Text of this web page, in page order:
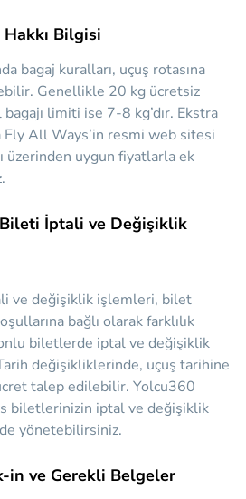
Bilgisi
bagaj kuralları, uçuş rotasına
Genellikle 20 kg ücretsiz
bagajı limiti ise 7-8 kg’dır. Ekstra
Fly All Ways’in resmi web sitesi
üzerinden uygun fiyatlarla ek
İptali ve Değişiklik
ve değişiklik işlemleri, bilet
bağlı olarak farklılık
biletlerde iptal ve değişiklik
değişikliklerinde, uçuş tarihine
talep edilebilir. Yolcu360
biletlerinizin iptal ve değişiklik
yönetebilirsiniz.
in ve Gerekli Belgeler